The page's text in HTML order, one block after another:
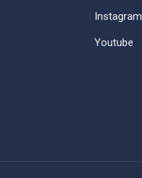
Instagram
Youtube